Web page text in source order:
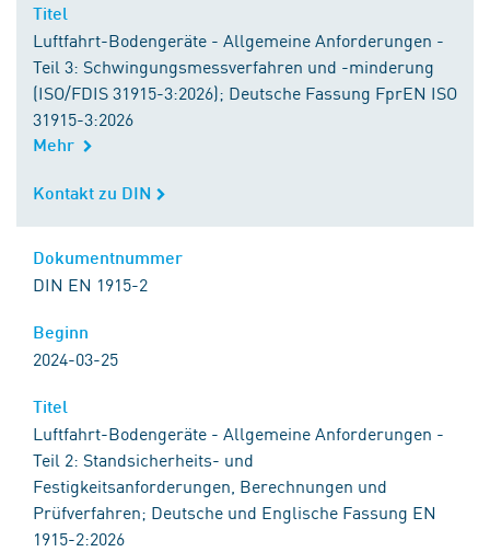
Titel
Luftfahrt-Bodengeräte - Allgemeine Anforderungen -
Teil 3: Schwingungsmessverfahren und -minderung
(ISO/FDIS 31915-3:2026); Deutsche Fassung FprEN ISO
31915-3:2026
Mehr
Kontakt zu DIN
Kontakt zu DIN
Dokumentnummer
DIN EN 1915-2
Beginn
2024-03-25
Titel
Luftfahrt-Bodengeräte - Allgemeine Anforderungen -
Teil 2: Standsicherheits- und
Festigkeitsanforderungen, Berechnungen und
Prüfverfahren; Deutsche und Englische Fassung EN
1915-2:2026